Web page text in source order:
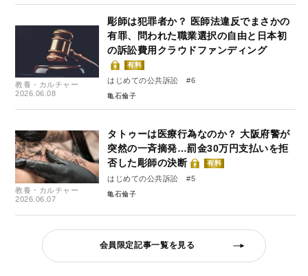
教養・カルチャー
2026.06.08
彫師は犯罪者か？ 医師法違反でまさかの
有罪、問われた職業選択の自由と日本初
の訴訟費用クラウドファンディング
有料
はじめての公共訴訟 #6
亀石倫子
教養・カルチャー
2026.06.07
タトゥーは医療行為なのか？ 大阪府警が
突然の一斉摘発…罰金30万円支払いを拒
否した彫師の決断
有料
はじめての公共訴訟 #5
亀石倫子
会員限定記事一覧を見る